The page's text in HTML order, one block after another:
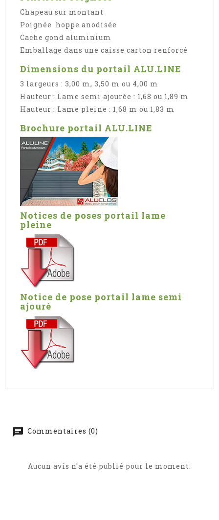
Chapeau sur montant
Poignée hoppe anodisée
Cache gond aluminium
Emballage dans une caisse carton renforcé
Dimensions du portail ALU.LINE
3 largeurs : 3,00 m, 3,50 m ou 4,00 m
Hauteur : Lame semi ajourée : 1,68 ou 1,89 m
Hauteur : Lame pleine : 1,68 m ou 1,83 m
Brochure portail ALU.LINE
Notices de poses portail lame
pleine
Notice de pose portail lame semi
ajouré
Commentaires (0)
Aucun avis n'a été publié pour le moment.